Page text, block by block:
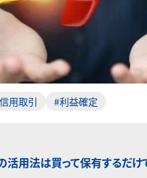
用取引 #利益確定
活用法は買って保有するだけ